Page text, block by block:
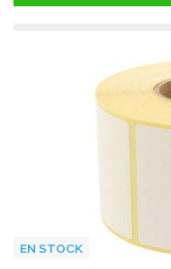
EN STOCK